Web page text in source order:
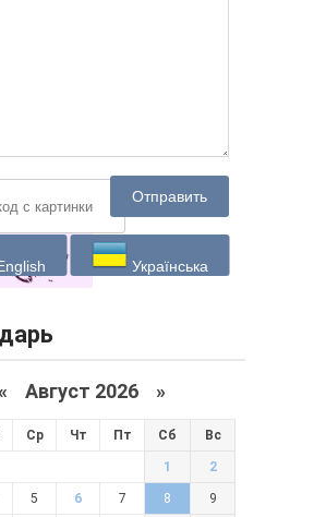
Отправить
Українська
Август 2026 »
Ср Чт Пт Сб Вс
1 2
5 6 7 8 9